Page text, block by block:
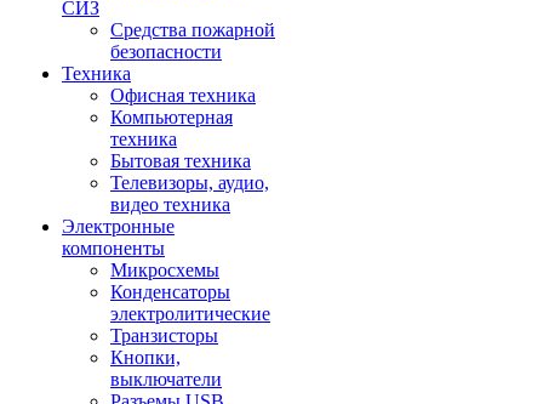
СИЗ
Средства пожарной
безопасности
Техника
Офисная техника
Компьютерная
техника
Бытовая техника
Телевизоры, аудио,
видео техника
Электронные
компоненты
Микросхемы
Конденсаторы
электролитические
Транзисторы
Кнопки,
выключатели